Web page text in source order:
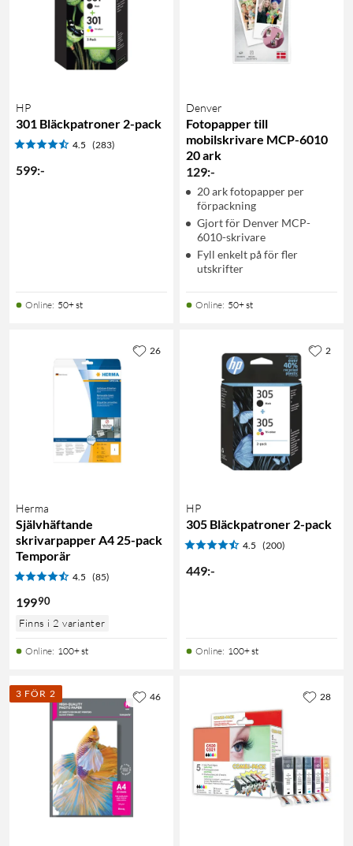
HP
301 Bläckpatroner 2-pack
4.5 (283)
599:-
Online: 50+ st
Denver
Fotopapper till
mobilskrivare MCP-6010
20 ark
129:-
20 ark fotopapper per
förpackning
Gjort för Denver MCP-
6010-skrivare
Fyll enkelt på för fler
utskrifter
Online: 50+ st
Herma
Självhäftande
skrivarpapper A4 25-pack
Temporär
4.5 (85)
19990
Finns i 2 varianter
Online: 100+ st
26
HP
305 Bläckpatroner 2-pack
4.5 (200)
449:-
Online: 100+ st
2
3 FÖR 2 46 28